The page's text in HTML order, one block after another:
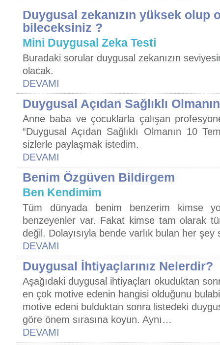
Duygusal zekanızın yüksek olup
bileceksiniz ?
Mini Duygusal Zeka Testi
Buradaki sorular duygusal zekanızın
olacak.
DEVAMI
Duygusal Açıdan Sağlıklı
Anne baba ve çocuklarla çalışan
“Duygusal Açıdan Sağlıklı Olmanın 10
sizlerle paylaşmak istedim.
DEVAMI
Benim Özgüven Bildirgem
Ben Kendimim
Tüm dünyada benim benzerim kimse
benzeyenler var. Fakat kimse tam olarak
değil. Dolayısıyla bende varlık bulan her
DEVAMI
Duygusal İhtiyaçlarınız Nelerdir?
Aşağıdaki duygusal ihtiyaçları okuduktan
en çok motive edenin hangisi olduğunu
motive edeni bulduktan sonra listedeki
göre önem sırasına koyun. Aynı…
DEVAMI